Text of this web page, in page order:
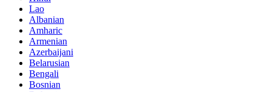
Lao
Albanian
Amharic
Armenian
Azerbaijani
Belarusian
Bengali
Bosnian